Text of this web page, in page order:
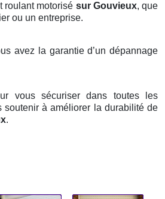
roulant motorisé sur Gouvieux, que
ou un entreprise.
avez la garantie d’un dépannage
vous sécuriser dans toutes les
soutenir à améliorer la durabilité de
.